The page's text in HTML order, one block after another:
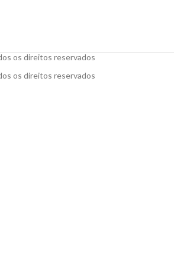
os direitos reservados
os direitos reservados